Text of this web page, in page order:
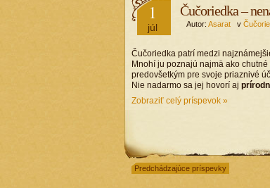
1
júl
Čučoriedka –
Autor: Asarat v
Čučoriedka patrí medzi
Mnohí ju poznajú najmä ako
predovšetkým pre svoje priaznivé
Nie nadarmo sa jej hovorí aj
Zobraziť celý príspevok »
Predchádzajúce príspevky